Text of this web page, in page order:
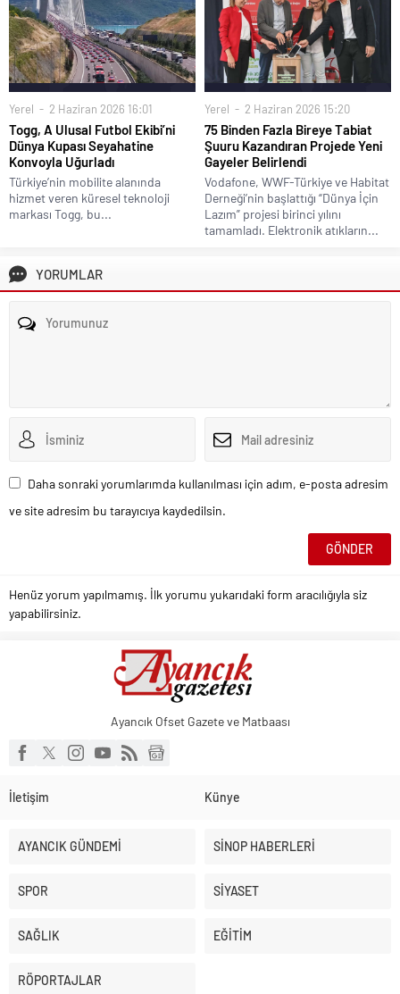
Yerel 2 Haziran 2026 16:01
Togg, A Ulusal Futbol Ekibi’ni
Dünya Kupası Seyahatine
Konvoyla Uğurladı
Türkiye’nin mobilite alanında
hizmet veren küresel teknoloji
markası Togg, bu...
Yerel 2 Haziran 2026 15:20
75 Binden Fazla Bireye Tabiat
Şuuru Kazandıran Projede Yeni
Gayeler Belirlendi
Vodafone, WWF-Türkiye ve Habitat
Derneği’nin başlattığı “Dünya İçin
Lazım” projesi birinci yılını
tamamladı. Elektronik atıkların...
YORUMLAR
Daha sonraki yorumlarımda kullanılması için adım, e-posta adresim
ve site adresim bu tarayıcıya kaydedilsin.
Henüz yorum yapılmamış. İlk yorumu yukarıdaki form aracılığıyla siz
yapabilirsiniz.
Ayancık Ofset Gazete ve Matbaası
İletişim Künye
AYANCIK GÜNDEMİ SİNOP HABERLERİ
SPOR SİYASET
SAĞLIK EĞİTİM
RÖPORTAJLAR